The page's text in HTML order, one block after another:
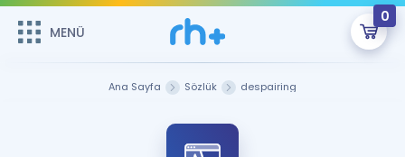
MENÜ
0
Sepetin Şu An Boş.
MENÜ
Ana Sayfa Sözlük despairing